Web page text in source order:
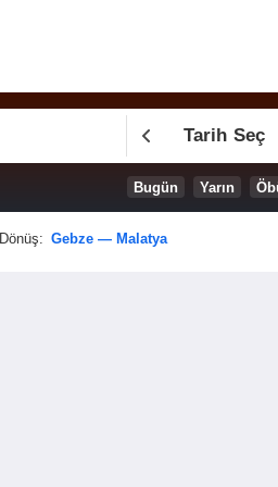
Tarih Seç
Bugün Yarın
Dönüş: Gebze — Malatya